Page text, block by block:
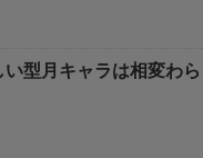
い型月キャラは相変わら